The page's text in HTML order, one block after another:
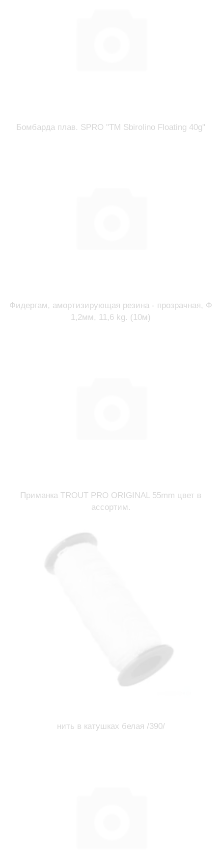
Бомбарда плав. SPRO "TM Sbirolino Floating 40g"
Фидергам, амортизирующая резина - прозрачная, Ф
1,2мм, 11,6 kg. (10м)
Приманка TROUT PRO ORIGINAL 55mm цвет в
ассортим.
нить в катушках белая /390/